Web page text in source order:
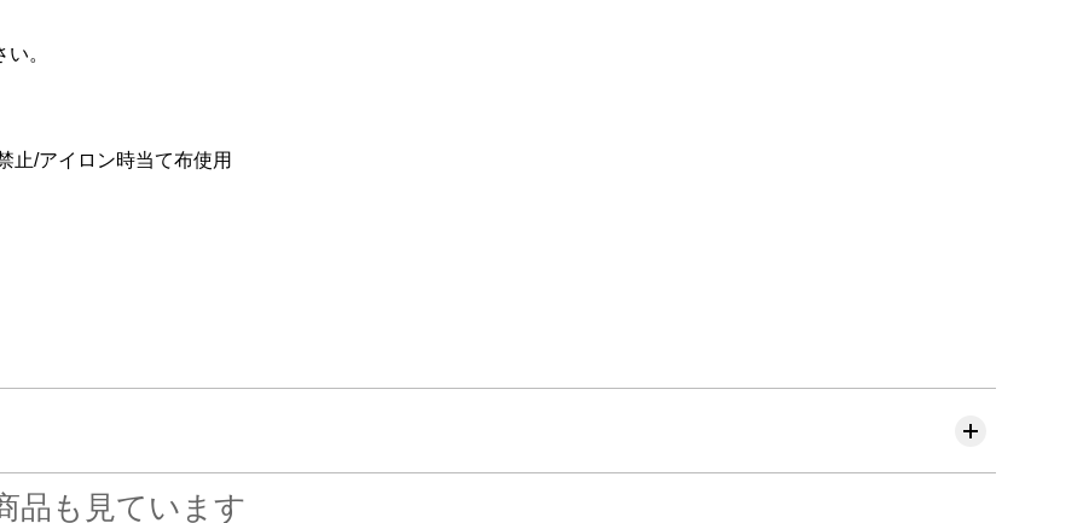
。
止/アイロン時当て布使用
品も見ています